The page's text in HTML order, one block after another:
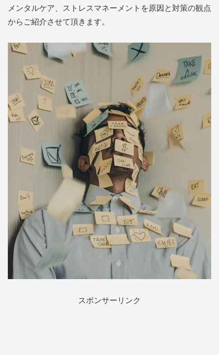
メンタルケア、ストレスマネーメントを原因と対策の観点
からご紹介させて頂きます。
スポンサーリンク